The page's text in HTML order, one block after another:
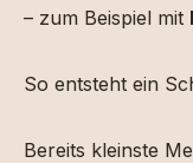
– zum Beispiel mit
So entsteht ein
Bereits kleinste